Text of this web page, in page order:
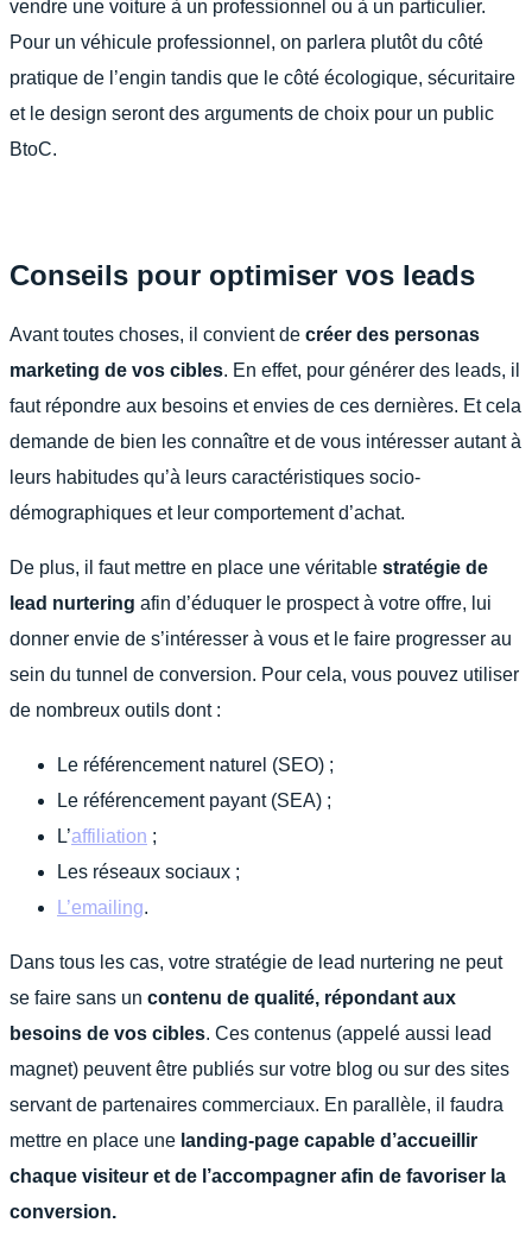
vendre une voiture à un professionnel ou à un particulier.
Pour un véhicule professionnel, on parlera plutôt du côté
pratique de l’engin tandis que le côté écologique, sécuritaire
et le design seront des arguments de choix pour un public
BtoC.
Conseils pour optimiser vos leads
Avant toutes choses, il convient de créer des personas
marketing de vos cibles. En effet, pour générer des leads, il
faut répondre aux besoins et envies de ces dernières. Et cela
demande de bien les connaître et de vous intéresser autant à
leurs habitudes qu’à leurs caractéristiques socio-
démographiques et leur comportement d’achat.
De plus, il faut mettre en place une véritable stratégie de
lead nurtering afin d’éduquer le prospect à votre offre, lui
donner envie de s’intéresser à vous et le faire progresser au
sein du tunnel de conversion. Pour cela, vous pouvez utiliser
de nombreux outils dont :
Le référencement naturel (SEO) ;
Le référencement payant (SEA) ;
L’affiliation ;
Les réseaux sociaux ;
L’emailing.
Dans tous les cas, votre stratégie de lead nurtering ne peut
se faire sans un contenu de qualité, répondant aux
besoins de vos cibles. Ces contenus (appelé aussi lead
magnet) peuvent être publiés sur votre blog ou sur des sites
servant de partenaires commerciaux. En parallèle, il faudra
mettre en place une landing-page capable d’accueillir
chaque visiteur et de l’accompagner afin de favoriser la
conversion.